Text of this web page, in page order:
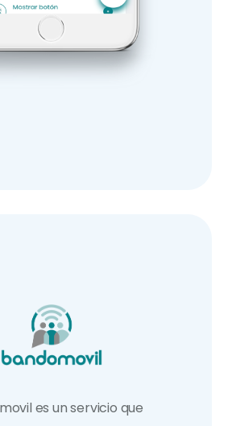
es un servicio que